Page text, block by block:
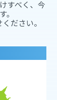
すべく、今
。
ださい。